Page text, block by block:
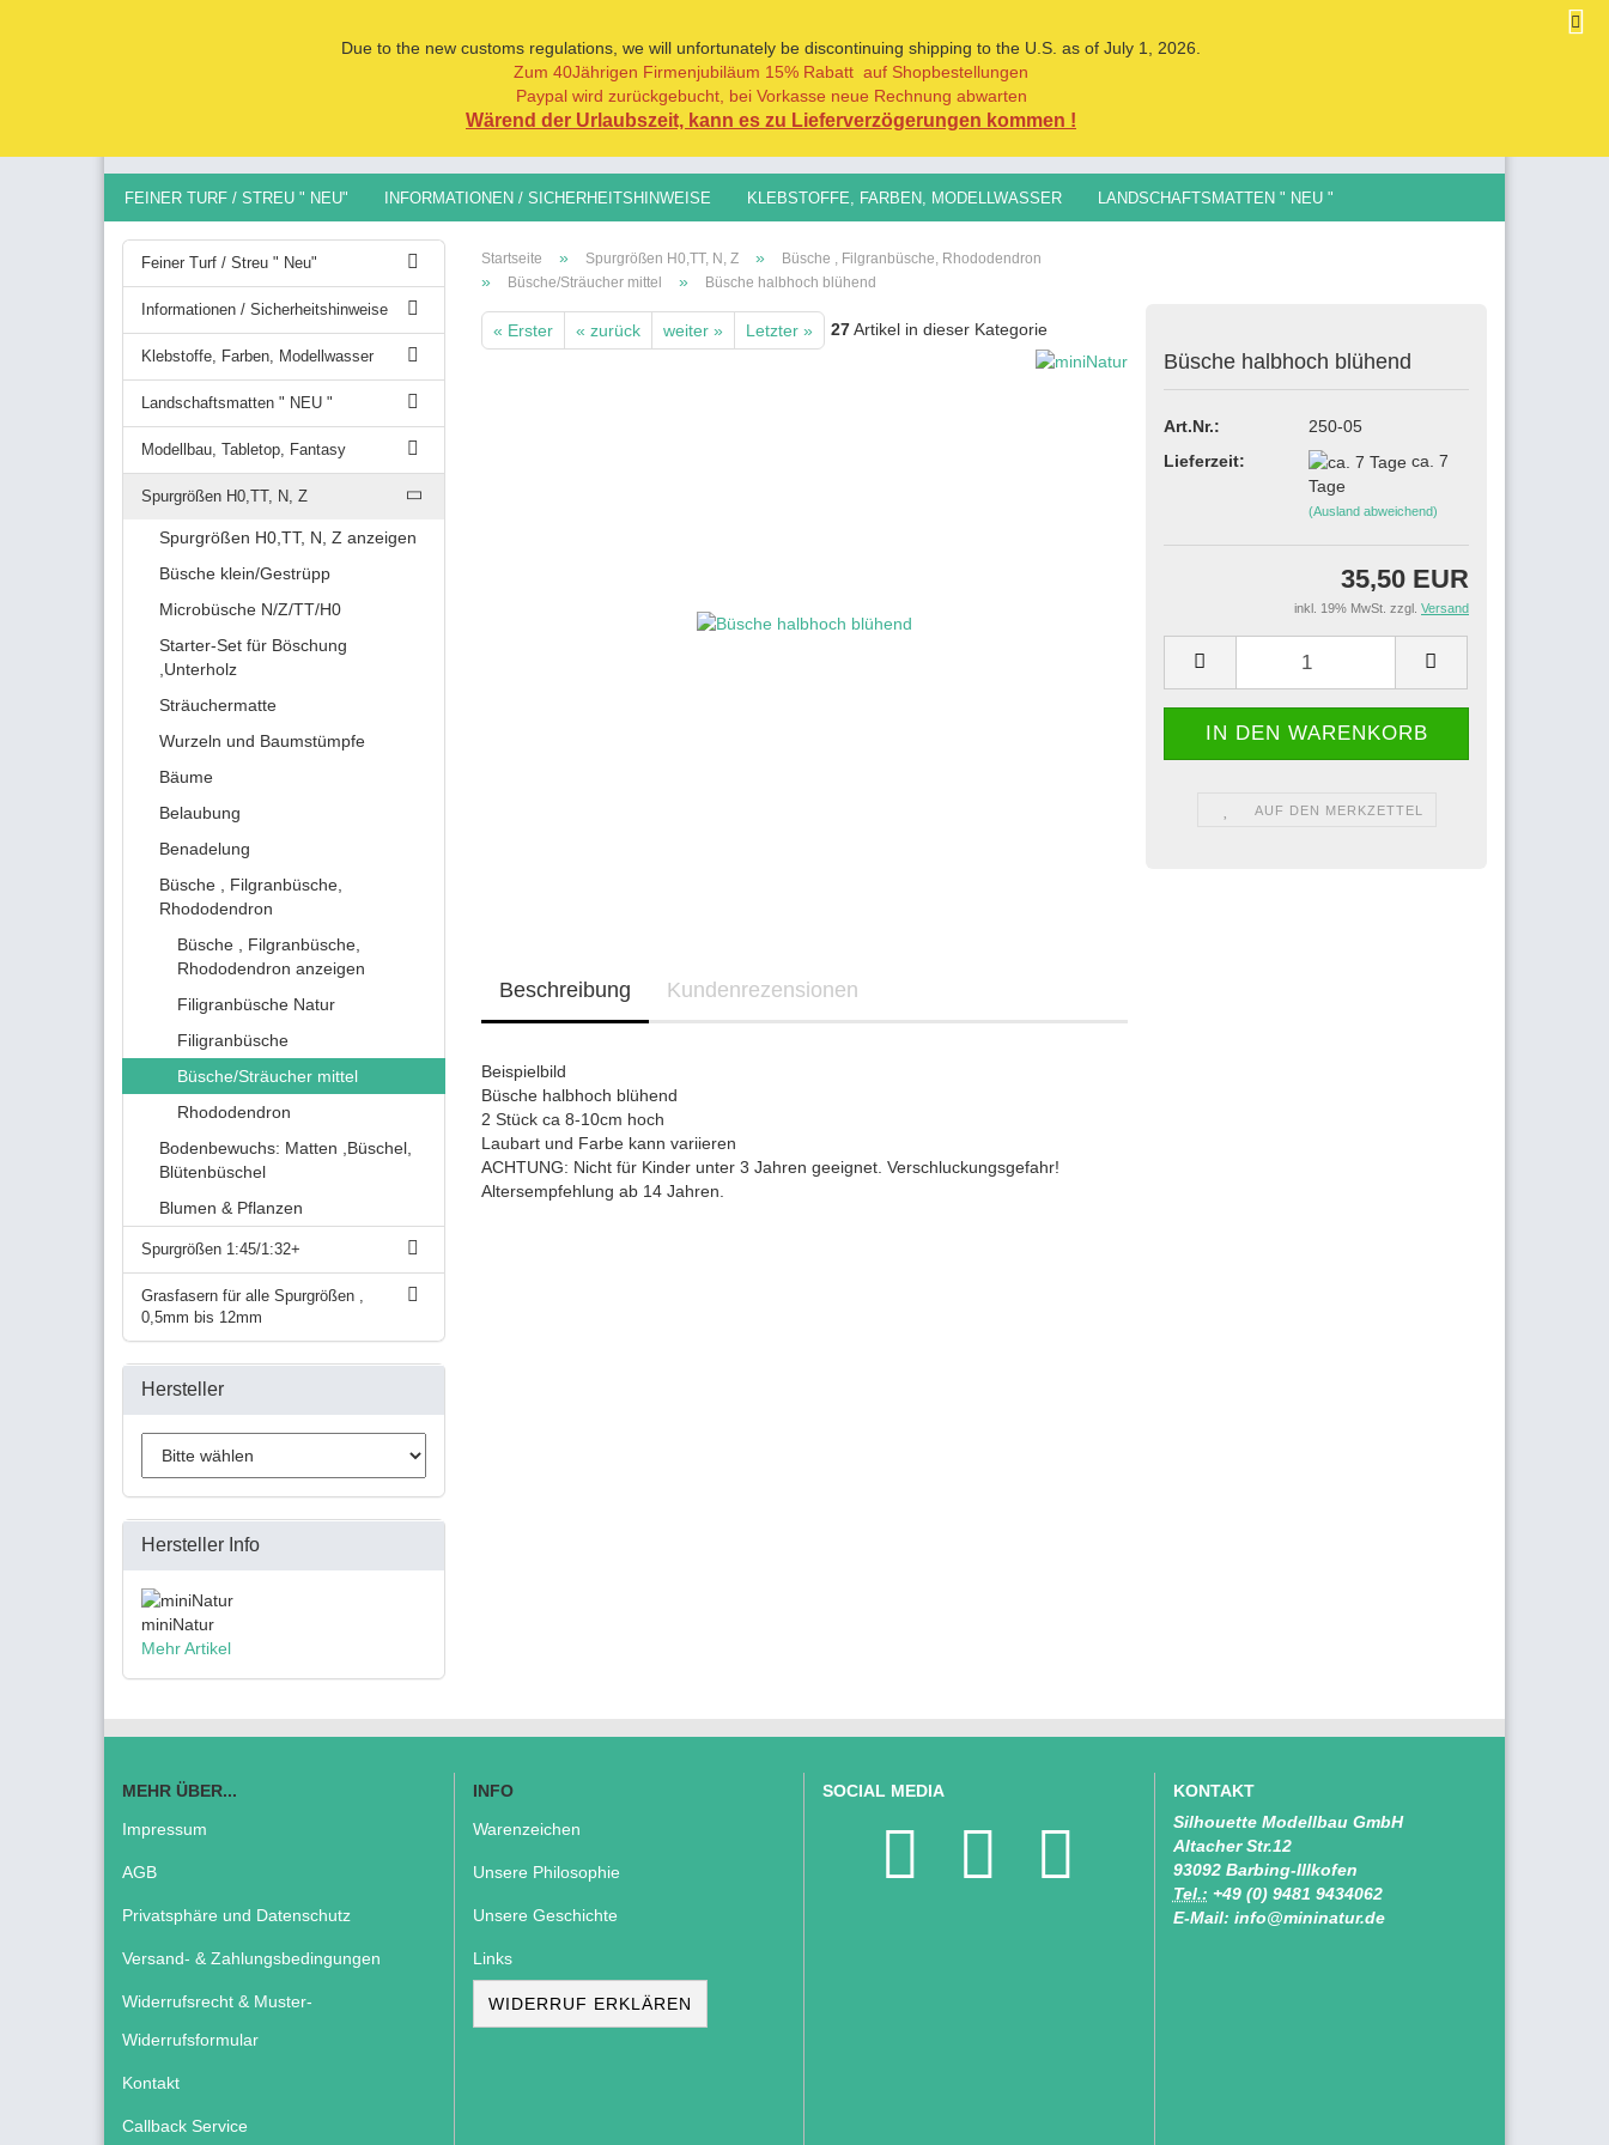
Sprache auswählen
Konto erstellen
Alle
Due to the new customs regulations, we will unfortunately be discontinuing shipping to the U.S. as of July 1, 2026.
Zum 40Jährigen Firmenjubiläum 15% Rabatt auf Shopbestellungen
Paypal wird zurückgebucht, bei Vorkasse neue Rechnung abwarten
Wärend der Urlaubszeit, kann es zu Lieferverzögerungen kommen !
FEINER TURF / STREU " NEU" INFORMATIONEN / SICHERHEITSHINWEISE KLEBSTOFFE, FARBEN, MODELLWASSER LANDSCHAFTSMATTEN " NEU "
MODELLBAU, TABLETOP, FANTASY SPURGRÖSSEN H0,TT, N, Z
Startseite » Spurgrößen H0,TT, N, Z » Büsche , Filgranbüsche, Rhododendron
» Büsche/Sträucher mittel » Büsche halbhoch blühend
« Erster « zurück weiter » Letzter » 27Artikel in dieser Kategorie
Büsche halbhoch blühend
Art.Nr.:
250-05
Lieferzeit:
ca. 7
Tage
(Ausland abweichend)
35,50 EUR
inkl. 19% MwSt. zzgl. Versand
AUF DEN MERKZETTEL
Beschreibung Kundenrezensionen
Beispielbild
Büsche halbhoch blühend
2 Stück ca 8-10cm hoch
Laubart und Farbe kann variieren
ACHTUNG: Nicht für Kinder unter 3 Jahren geeignet. Verschluckungsgefahr!
Altersempfehlung ab 14 Jahren.
Feiner Turf / Streu " Neu"
Informationen / Sicherheitshinweise
Klebstoffe, Farben, Modellwasser
Landschaftsmatten " NEU "
Modellbau, Tabletop, Fantasy
Spurgrößen H0,TT, N, Z
Spurgrößen H0,TT, N, Z anzeigen
Büsche klein/Gestrüpp
Microbüsche N/Z/TT/H0
Starter-Set für Böschung
,Unterholz
Sträuchermatte
Wurzeln und Baumstümpfe
Bäume
Belaubung
Benadelung
Büsche , Filgranbüsche,
Rhododendron
Büsche , Filgranbüsche,
Rhododendron anzeigen
Filigranbüsche Natur
Filigranbüsche
Büsche/Sträucher mittel
Rhododendron
Bodenbewuchs: Matten ,Büschel,
Blütenbüschel
Blumen & Pflanzen
Spurgrößen 1:45/1:32+
Grasfasern für alle Spurgrößen ,
0,5mm bis 12mm
Hersteller
Hersteller Info
miniNatur
Mehr Artikel
MEHR ÜBER...
Impressum
AGB
Privatsphäre und Datenschutz
Versand- & Zahlungsbedingungen
Widerrufsrecht & Muster-
Widerrufsformular
Kontakt
Callback Service
INFO
Warenzeichen
Unsere Philosophie
Unsere Geschichte
Links
WIDERRUF ERKLÄREN
SOCIAL MEDIA
KONTAKT
Silhouette Modellbau GmbH
Altacher Str.12
93092 Barbing-Illkofen
Tel.: +49 (0) 9481 9434062
E-Mail: info@mininatur.de